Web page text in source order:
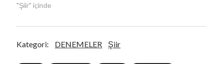
"Şiir" içinde
Kategori: DENEMELER Şiir